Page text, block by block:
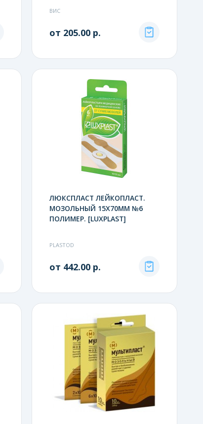
ВИС
от 205.00 р.
ЛЮКСПЛАСТ ЛЕЙКОПЛАСТ.
МОЗОЛЬНЫЙ 15Х70ММ №6
ПОЛИМЕР. [LUXPLAST]
PLASTOD
от 442.00 р.